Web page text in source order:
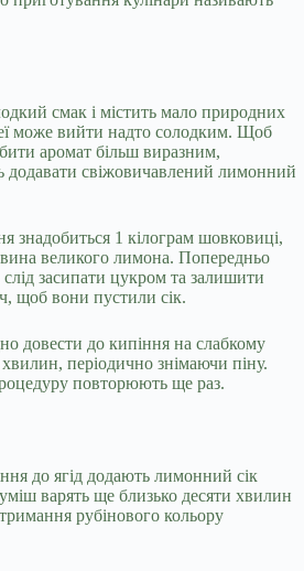
смак і містить мало природних
може вийти надто солодким. Щоб
аромат більш виразним,
додавати свіжовичавлений лимонний
знадобиться 1 кілограм шовковиці,
великого лимона. Попередньо
засипати цукром та залишити
щоб вони пустили сік.
довести до кипіння на слабкому
періодично знімаючи піну.
повторюють ще раз.
до ягід додають лимонний сік
варять ще близько десяти хвилин
рубінового кольору